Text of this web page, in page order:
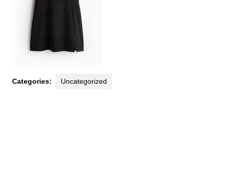
Categories: Uncategorized